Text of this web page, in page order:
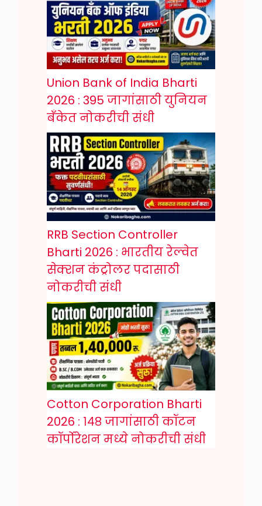
Union Bank of India Bharti
2026 : 395 जागांसाठी युनियन
बँकेत नोकरीची संधी
RRB Section Controller
Bharti 2026 : भारतीय रेल्वेत
सेक्शन कंट्रोलर पदासाठी
नोकरीची संधी
Cotton Corporation Bharti
2026 : १४८ जागांसाठी कॉटन
कॉर्पोरेशन मध्ये नोकरीची संधी